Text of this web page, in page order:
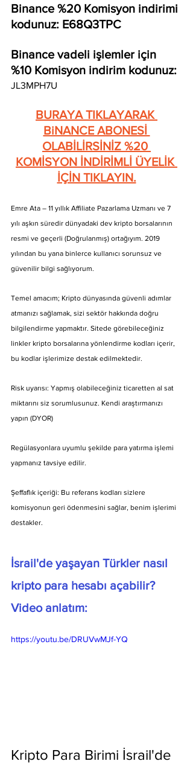
Binance %20 Komisyon indirimi
kodunuz: E68Q3TPC
Binance vadeli işlemler için
%10 Komisyon indirim kodunuz:
JL3MPH7U
BURAYA TIKLAYARAK
BiNANCE ABONESİ
OLABİLİRSİNİZ %20
KOMİSYON İNDİRİMLİ ÜYELİK
İÇİN TIKLAYIN.
Emre Ata – 11 yıllık Affiliate Pazarlama Uzmanı ve 7
yılı aşkın süredir dünyadaki dev kripto borsalarının
resmi ve geçerli (Doğrulanmış) ortağıyım. 2019
yılından bu yana binlerce kullanıcı sorunsuz ve
güvenilir bilgi sağlıyorum.
Temel amacım; Kripto dünyasında güvenli adımlar
atmanızı sağlamak, sizi sektör hakkında doğru
bilgilendirme yapmaktır. Sitede görebileceğiniz
linkler kripto borsalarına yönlendirme kodları içerir,
bu kodlar işlerimize destak edilmektedir.
Risk uyarısı: Yapmış olabileceğiniz ticaretten al sat
miktarını siz sorumlusunuz. Kendi araştırmanızı
yapın (DYOR)
Regülasyonlara uyumlu şekilde para yatırma işlemi
yapmanız tavsiye edilir.
Şeffaflık içeriği: Bu referans kodları sizlere
komisyonun geri ödenmesini sağlar, benim işlerimi
destakler.
İsrail'de yaşayan Türkler nasıl
kripto para hesabı açabilir?
Video anlatım:
https://youtu.be/DRUVwMJf-YQ
Kripto Para Birimi İsrail'de